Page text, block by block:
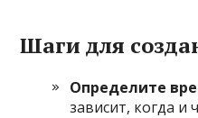
Шаги для
Определите
зависит, когда и